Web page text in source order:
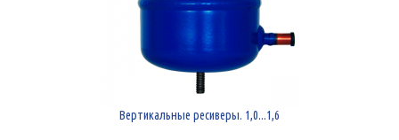
Вертикальные ресиверы. 1,0...1,6